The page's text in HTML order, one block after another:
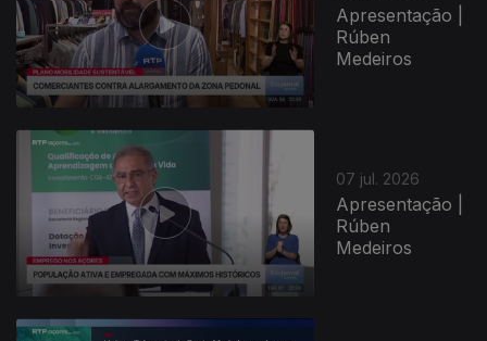
Apresentação |
Rúben
Medeiros
07 jul. 2026
Apresentação |
Rúben
Medeiros